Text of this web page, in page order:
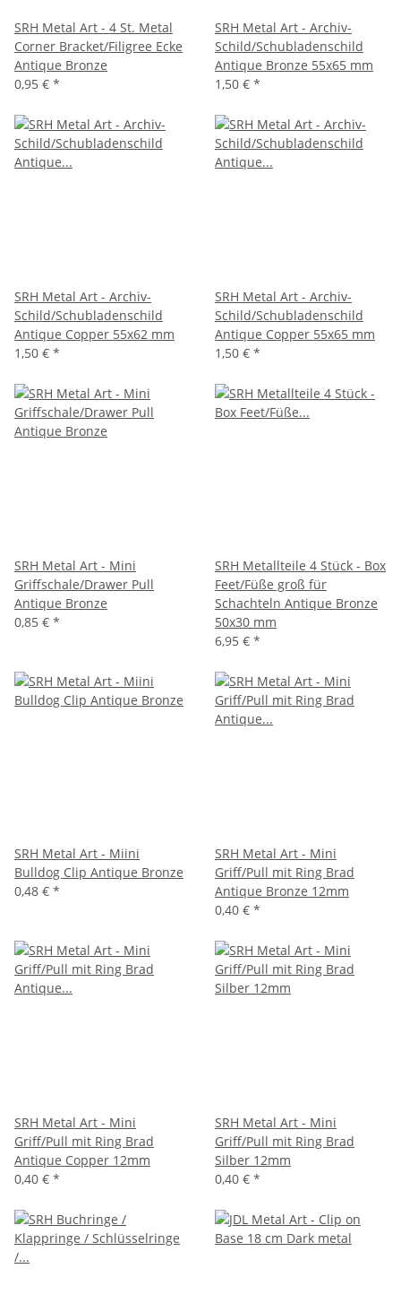
SRH Metal Art - 4 St. Metal
Corner Bracket/Filigree Ecke
Antique Bronze
0,95 € *
SRH Metal Art - Archiv-
Schild/Schubladenschild
Antique Bronze 55x65 mm
1,50 € *
SRH Metal Art - Archiv-
Schild/Schubladenschild
Antique Copper 55x62 mm
1,50 € *
SRH Metal Art - Archiv-
Schild/Schubladenschild
Antique Copper 55x65 mm
1,50 € *
SRH Metal Art - Mini
Griffschale/Drawer Pull
Antique Bronze
0,85 € *
SRH Metallteile 4 Stück - Box
Feet/Füße groß für
Schachteln Antique Bronze
50x30 mm
6,95 € *
SRH Metal Art - Miini
Bulldog Clip Antique Bronze
0,48 € *
SRH Metal Art - Mini
Griff/Pull mit Ring Brad
Antique Bronze 12mm
0,40 € *
SRH Metal Art - Mini
Griff/Pull mit Ring Brad
Antique Copper 12mm
0,40 € *
SRH Metal Art - Mini
Griff/Pull mit Ring Brad
Silber 12mm
0,40 € *